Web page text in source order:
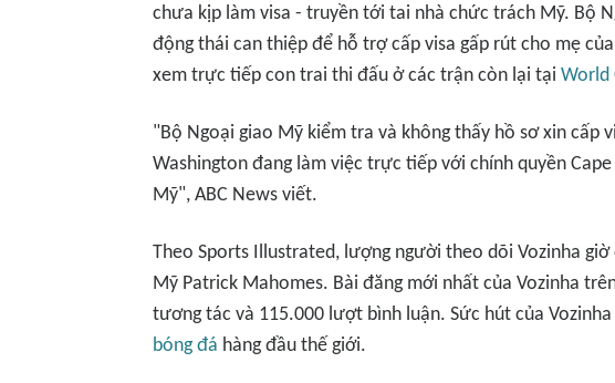
chưa kịp làm visa - truyền tới tai nhà chức trách Mỹ. Bộ
động thái can thiệp để hỗ trợ cấp visa gấp rút cho mẹ
xem trực tiếp con trai thi đấu ở các trận còn lại tại World
"Bộ Ngoại giao Mỹ kiểm tra và không thấy hồ sơ xin cấp
Washington đang làm việc trực tiếp với chính quyền
Mỹ", ABC News viết.
Theo Sports Illustrated, lượng người theo dõi Vozinha
Mỹ Patrick Mahomes. Bài đăng mới nhất của Vozinha
tương tác và 115.000 lượt bình luận. Sức hút của
bóng đá hàng đầu thế giới.